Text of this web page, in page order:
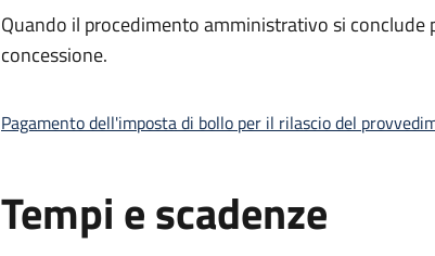
Quando il procedimento amministrativo si
concessione.
Pagamento dell'imposta di bollo per il rilascio del
Tempi e scadenze